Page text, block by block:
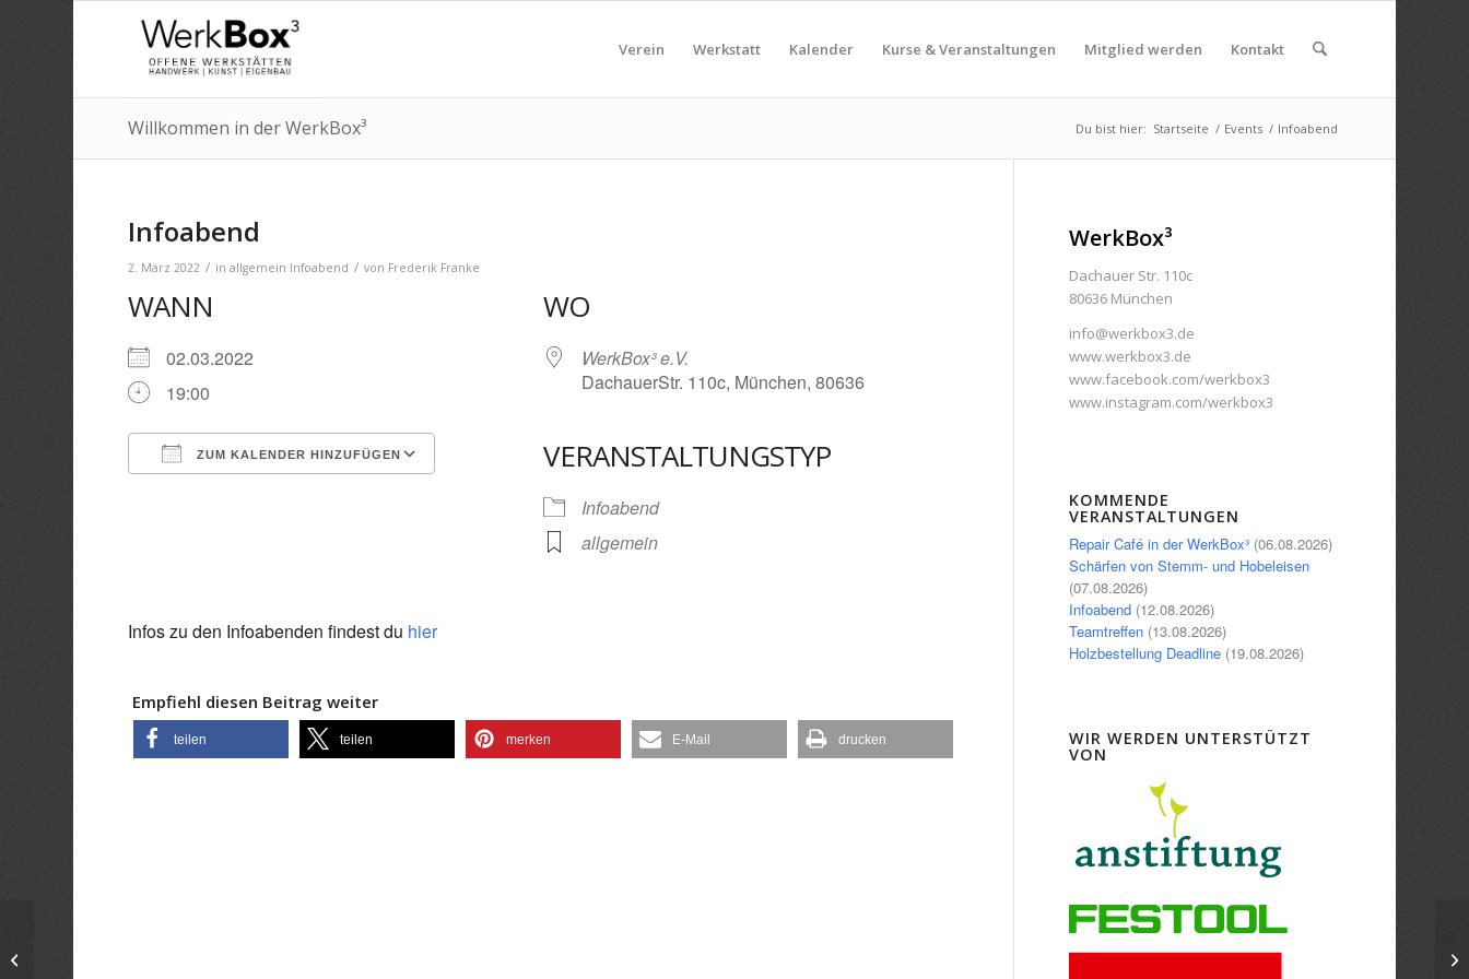
Verein Werkstatt Kalender Kurse & Veranstaltungen Mitglied werden Kontakt
Willkommen in der WerkBox³ Du bist hier: Startseite / Events / Infoabend
Infoabend
2. März 2022 / inallgemein Infoabend / von Frederik Franke
WANN
02.03.2022
19:00
ZUM KALENDER HINZUFÜGEN
Google Kalender Office 365
WO
WerkBox³ e.V.
DachauerStr. 110c, München, 80636
VERANSTALTUNGSTYP
Infoabend
allgemein
Infos zu den Infoabenden findest du hier
Empfiehl diesen Beitrag weiter
teilen teilen merken E-Mail drucken
WerkBox³
Dachauer Str. 110c
80636 München
info@werkbox3.de
www.werkbox3.de
www.facebook.com/werkbox3
www.instagram.com/werkbox3
KOMMENDE
VERANSTALTUNGEN
Repair Café in der WerkBox³ (06.08.2026)
Schärfen von Stemm- und Hobeleisen
(07.08.2026)
Infoabend (12.08.2026)
Teamtreffen (13.08.2026)
Holzbestellung Deadline (19.08.2026)
WIR WERDEN UNTERSTÜTZT
VON